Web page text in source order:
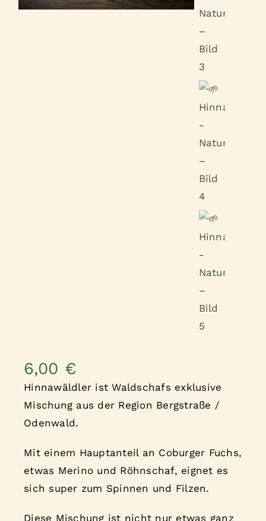
6,00 €
Hinnawäldler ist Waldschafs exklusive
Mischung aus der Region Bergstraße /
Odenwald.
Mit einem Hauptanteil an Coburger Fuchs,
etwas Merino und Röhnschaf, eignet es
sich super zum Spinnen und Filzen.
Diese Mischung ist nicht nur etwas ganz